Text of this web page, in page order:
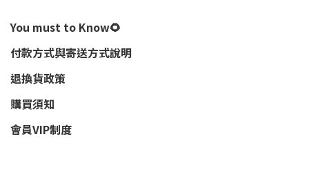
You must to Know🌻
付款方式與寄送方式說明
退換貨政策
購買須知
會員VIP制度